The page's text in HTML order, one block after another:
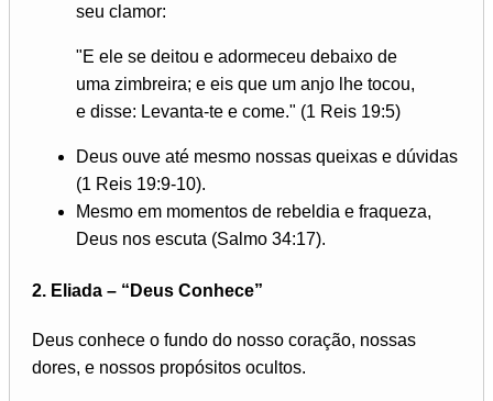
seu clamor:
"E ele se deitou e adormeceu debaixo de
uma zimbreira; e eis que um anjo lhe tocou,
e disse: Levanta-te e come." (1 Reis 19:5)
Deus ouve até mesmo nossas queixas e dúvidas
(1 Reis 19:9-10).
Mesmo em momentos de rebeldia e fraqueza,
Deus nos escuta (Salmo 34:17).
2. Eliada – “Deus Conhece”
Deus conhece o fundo do nosso coração, nossas
dores, e nossos propósitos ocultos.